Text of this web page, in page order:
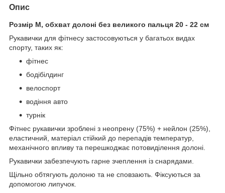
Опис
Розмір M, обхват долоні без великого пальця 20 - 22 см
Рукавички для фітнесу застосовуються у багатьох видах
спорту, таких як:
фітнес
бодібілдинг
велоспорт
водіння авто
турнік
Фітнес рукавички зроблені з неопрену (75%) + нейлон (25%),
еластичний, матеріал стійкий до перепадів температур,
механічного впливу та перешкоджає потовиділення долоні.
Рукавички забезпечують гарне зчеплення із снарядами.
Щільно обтягують долоню та не сповзають. Фіксуються за
допомогою липучок.